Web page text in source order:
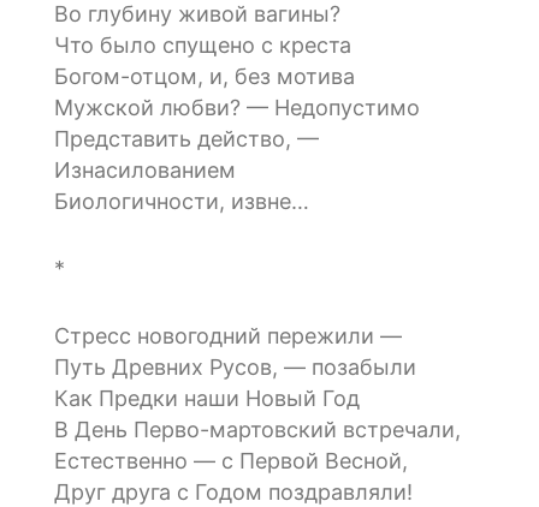
Во глубину живой вагины?
Что было спущено с креста
Богом-отцом, и, без мотива
Мужской любви? — Недопустимо
Представить действо, —
Изнасилованием
Биологичности, извне…
*
Стресс новогодний пережили —
Путь Древних Русов, — позабыли
Как Предки наши Новый Год
В День Перво-мартовский встречали,
Естественно — с Первой Весной,
Друг друга с Годом поздравляли!